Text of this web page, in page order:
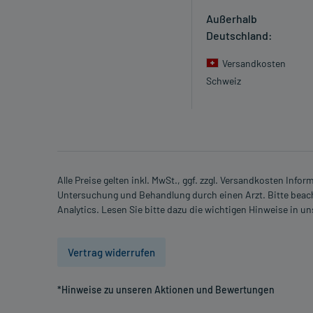
Setzen Sie die Einnahme zum nächsten
Generell gilt: Achten Sie vor allem bei Säuglingen,
Dosierung. Im Zweifelsfalle fragen Sie Ihren Arzt
Gegenanzeigen:
Was spricht gegen eine Anwendung?
- Überempfindlichkeit gegen die Inhaltsstoffe
- Blutungen im Magen-Darm-Trakt
Außerhalb
Deutschland:
Versandkosten
Schweiz
Alle Preise gelten inkl. MwSt., ggf. zzgl. Versandkosten
Untersuchung und Behandlung durch einen Arzt. Bitte
Analytics. Lesen Sie bitte dazu die wichtigen Hinweise in
Vertrag widerrufen
*Hinweise zu unseren Aktionen und Bewertungen